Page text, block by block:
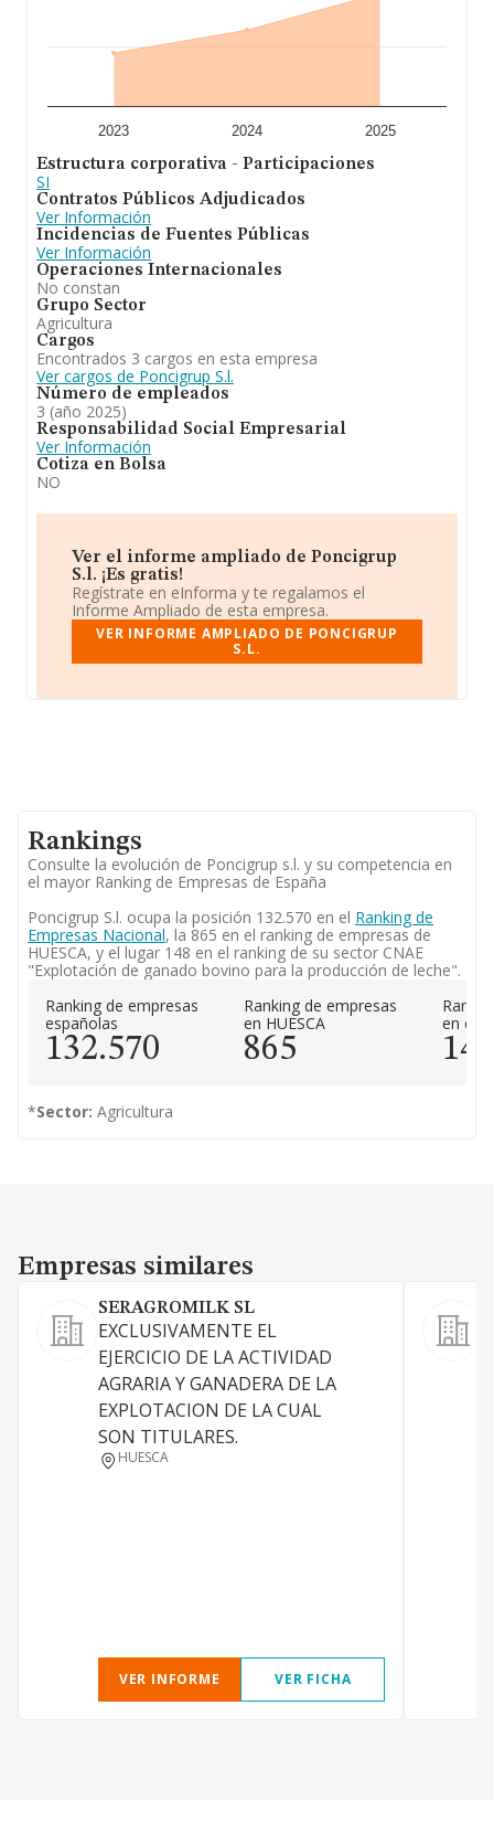
constitución es de 18 años. Los empleados de media
Para concluir,
fabricación de piensos simples y compuestos la
compraventa, transformacion y envasado de toda clase
provincia de Huesca, la empresa ha perdido posiciones
frente al 2023.
2023 2024 2025
Estructura corporativa - Participaciones
SI
Contratos Públicos Adjudicados
Ver Información
Incidencias de Fuentes Públicas
Ver Información
Operaciones Internacionales
No constan
Grupo Sector
Agricultura
Cargos
Encontrados 3 cargos en esta empresa
Ver cargos de Poncigrup S.l.
Número de empleados
3 (año 2025)
Responsabilidad Social Empresarial
Ver Información
Cotiza en Bolsa
NO
Ver el informe ampliado de Poncigrup
S.l. ¡Es gratis!
Regístrate en eInforma y te regalamos el
Informe Ampliado de esta empresa.
VER INFORME AMPLIADO DE PONCIGRUP
S.L.
Rankings
Consulte la evolución de Poncigrup s.l. y su competencia en
el mayor Ranking de Empresas de España
Poncigrup S.l. ocupa la posición 132.570 en el Ranking de
Empresas Nacional, la 865 en el ranking de empresas de
HUESCA, y el lugar 148 en el ranking de su sector CNAE
"Explotación de ganado bovino para la producción de leche".
Ranking de empresas
españolas
132.570
Ranking de empresas
en HUESCA
865
en el
148
*Sector: Agricultura
Empresas similares
Empresas similares
SERAGROMILK SL
EXCLUSIVAMENTE EL
EJERCICIO DE LA ACTIVIDAD
AGRARIA Y GANADERA DE LA
EXPLOTACION DE LA CUAL
SON TITULARES.
HUESCA
VER INFORME VER FICHA